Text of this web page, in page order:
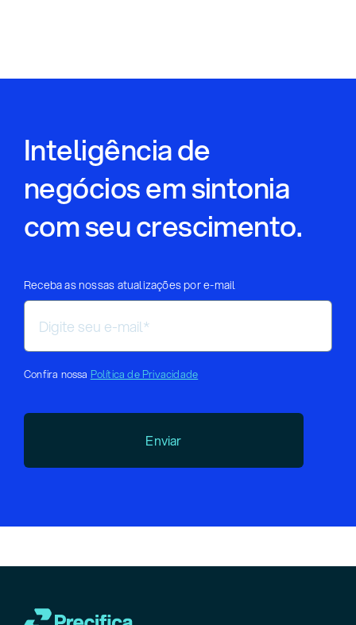
Inteligência de
negócios em sintonia
com seu crescimento.
Receba as nossas atualizações por e-mail
Confira nossa Política de Privacidade
Enviar